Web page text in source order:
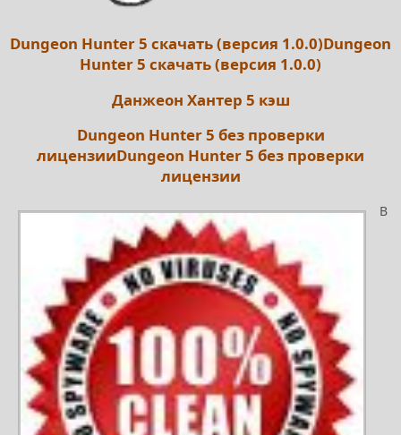
Dungeon Hunter 5 скачать (версия 1.0.0)Dungeon
Hunter 5 скачать (версия 1.0.0)
Данжеон Хантер 5 кэш
Dungeon Hunter 5 без проверки
лицензииDungeon Hunter 5 без проверки
лицензии
В